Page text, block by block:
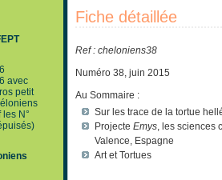
Fiche détaillée
Ref : cheloniens38
Numéro 38, juin 2015
Au Sommaire :
Sur les trace de la tortue
Projecte Emys , les
Valence, Espagne
Art et Tortues
avec
petit
les N°